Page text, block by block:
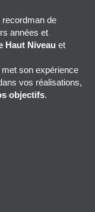
recordman de
années et
Haut Niveau et
met son expérience
vos réalisations,
objectifs.